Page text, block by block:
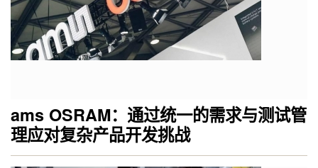
ams OSRAM：通过统一的需求与测试管
理应对复杂产品开发挑战